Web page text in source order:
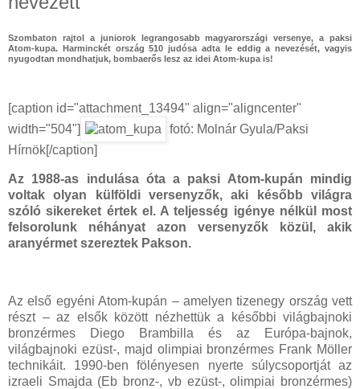
Szombaton rajtol a juniorok legrangosabb magyarországi versenye, a paksi
Atom-kupa. Harminckét ország 510 judósa adta le eddig a nevezését, vagyis
nyugodtan mondhatjuk, bombaerős lesz az idei Atom-kupa is!
[caption id="attachment_13494" align="aligncenter"
width="504"]
fotó: Molnár Gyula/Paksi
Hírnök[/caption]
Az 1988-as indulása óta a paksi Atom-kupán mindig
voltak olyan külföldi versenyzők, aki később világra
szóló sikereket értek el. A teljesség igénye nélkül most
felsorolunk néhányat azon versenyzők közül, akik
aranyérmet szereztek Pakson.
Az első egyéni Atom-kupán – amelyen tizenegy ország vett
részt – az elsők között nézhettük a későbbi világbajnoki
bronzérmes Diego Brambilla és az Európa-bajnok,
világbajnoki ezüst-, majd olimpiai bronzérmes Frank Möller
technikáit. 1990-ben fölényesen nyerte súlycsoportját az
izraeli Smajda (Eb bronz-, vb ezüst-, olimpiai bronzérmes)